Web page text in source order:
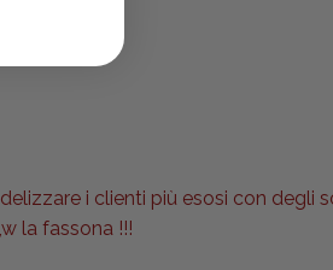
i clienti più esosi con degli
la fassona !!!